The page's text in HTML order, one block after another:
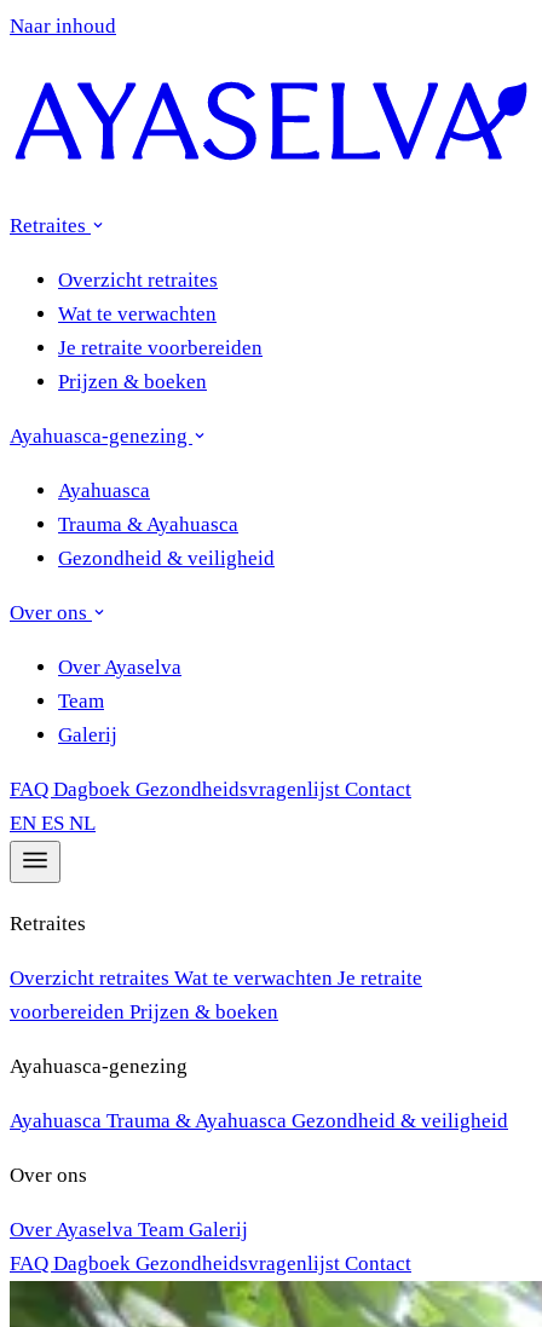
Naar inhoud
Retraites
Overzicht retraites
Wat te verwachten
Je retraite voorbereiden
Prijzen & boeken
Ayahuasca-genezing
Ayahuasca
Trauma & Ayahuasca
Gezondheid & veiligheid
Over ons
Over Ayaselva
Team
Galerij
FAQ Dagboek Gezondheidsvragenlijst Contact
EN ES NL
Retraites
Overzicht retraites Wat te verwachten Je retraite
voorbereiden Prijzen & boeken
Ayahuasca-genezing
Ayahuasca Trauma & Ayahuasca Gezondheid & veiligheid
Over ons
Over Ayaselva Team Galerij
FAQ Dagboek Gezondheidsvragenlijst Contact